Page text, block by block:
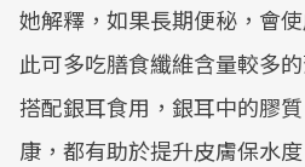
她解釋，如果長期便秘，會
此可多吃膳食纖維含量較多
搭配銀耳食用，銀耳中的膠
康，都有助於提升皮膚保水度